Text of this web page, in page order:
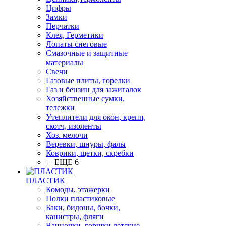
Цифры
Замки
Перчатки
Клея, Герметики
Лопаты снеговые
Смазочные и защитные
материалы
Свечи
Газовые плиты, горелки
Газ и бензин для зажигалок
Хозяйственные сумки,
тележки
Утеплители для окон, крепп,
скотч, изоленты
Хоз. мелочи
Веревки, шнуры, фалы
Коврики, щетки, скребки
+ ЕЩЕ 6
ПЛАСТИК
Комоды, этажерки
Полки пластиковые
Баки, бидоны, бочки,
канистры, фляги